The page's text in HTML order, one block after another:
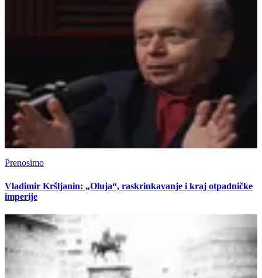
Prenosimo
Vladimir Kršljanin: „Oluja“, raskrinkavanje i kraj otpadničke
imperije